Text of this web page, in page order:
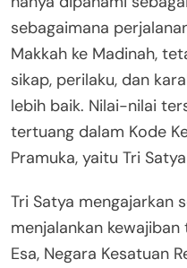
sebagaimana
Makkah ke Madinah,
sikap, perilaku, dan
lebih baik. Nilai-nilai
tertuang dalam Kode
Pramuka, yaitu Tri
Tri Satya mengajarkan
menjalankan kewajiban
Esa, Negara Kesatuan